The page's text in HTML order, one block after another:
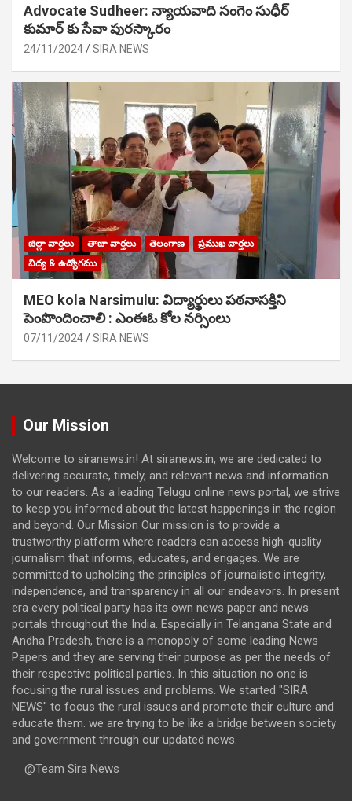
Advocate Sudheer: న్యాయవాది సంగెం సుధీర్
కుమార్ కు సేవా పురస్కారం
24/11/2024 SIRA NEWS
జిల్లా వార్తలు తాజా వార్తలు తెలంగాణ
ప్రముఖ వార్తలు
విద్య & ఉద్యోగము
MEO kola Narsimulu: విద్యార్థులు పఠ‌నాసక్తిని
పెంపొందించాలి : ఎంఈఓ కోల నర్సింలు
07/11/2024 SIRA NEWS
Our Mission
Welcome to siranews.in! At siranews.in, we are dedicated to
delivering accurate, timely, and relevant news and information
to our readers. As a leading Telugu online news portal, we strive
to keep you informed about the latest happenings in the region
and beyond. Our Mission Our mission is to provide a
trustworthy platform where readers can access high-quality
journalism that informs, educates, and engages. We are
committed to upholding the principles of journalistic integrity,
independence, and transparency in all our endeavors. In present
era every political party has its own news paper and news
portals throughout the India. Especially in Telangana State and
Andha Pradesh, there is a monopoly of some leading News
Papers and they are serving their purpose as per the needs of
their respective political parties. In this situation no one is
focusing the rural issues and problems. We started "SIRA
NEWS" to focus the rural issues and promote their culture and
educate them. we are trying to be like a bridge between society
and government through our updated news.
@Team Sira News